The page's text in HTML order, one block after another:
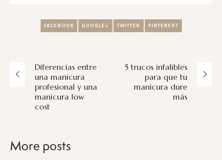
FACEBOOK GOOGLE+ TWITTER PINTEREST
Diferencias entre
una manicura
profesional y una
manicura low
cost
5 trucos infalibles
para que tu
manicura dure
más
More posts